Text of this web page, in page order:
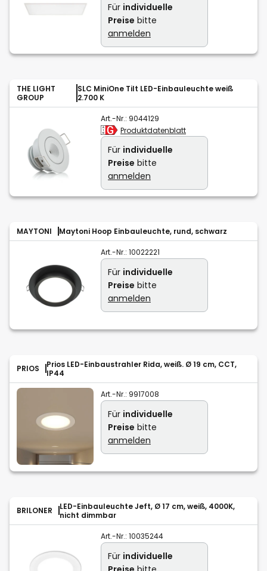
Für individuelle
Preise bitte
anmelden
THE LIGHT
GROUP
SLC MiniOne Tilt LED-Einbauleuchte weiß
2.700 K
Art.-Nr.: 9044129
Produktdatenblatt
Für individuelle
Preise bitte
anmelden
MAYTONI Maytoni Hoop Einbauleuchte, rund, schwarz
Art.-Nr.: 10022221
Für individuelle
Preise bitte
anmelden
PRIOS
Prios LED-Einbaustrahler Rida, weiß. Ø 19 cm, CCT,
IP44
Art.-Nr.: 9917008
Für individuelle
Preise bitte
anmelden
BRILONER
LED-Einbauleuchte Jeft, Ø 17 cm, weiß, 4000K,
nicht dimmbar
Art.-Nr.: 10035244
Für individuelle